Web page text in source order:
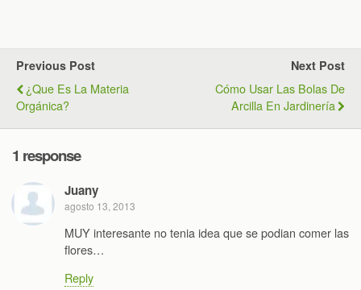
Previous Post
¿Que Es La Materia
Orgánica?
Next Post
Cómo Usar Las Bolas De
Arcilla En Jardinería
1 response
Juany
agosto 13, 2013
MUY interesante no tenia idea que se podian comer las
flores…
Reply